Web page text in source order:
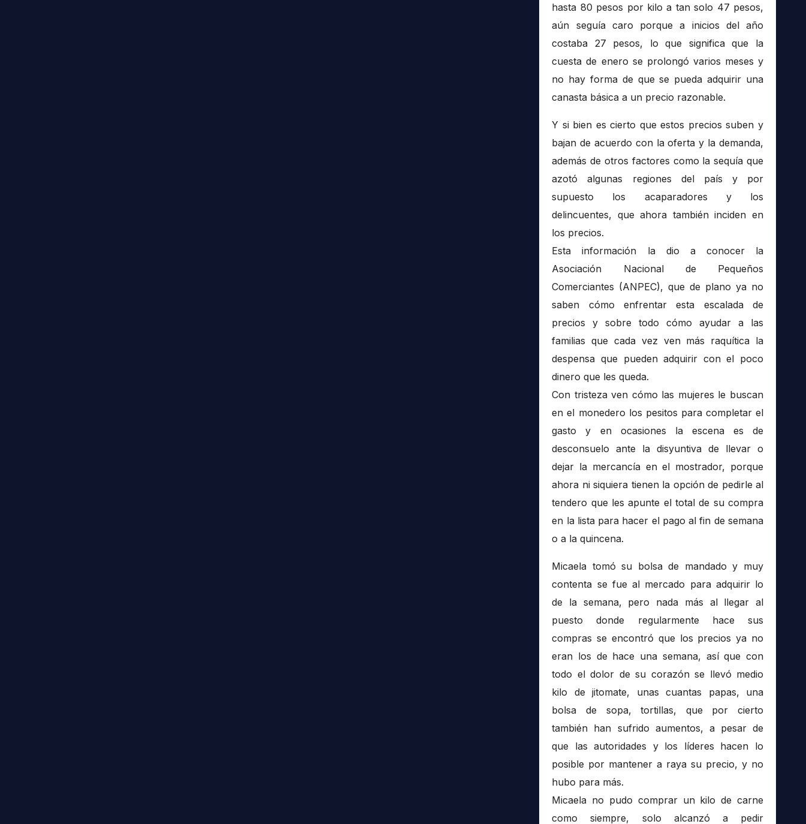
hasta 80 pesos por kilo a tan solo 47 pesos,
aún seguía caro porque a inicios del año
costaba 27 pesos, lo que significa que la
cuesta de enero se prolongó varios meses y
no hay forma de que se pueda adquirir una
canasta básica a un precio razonable.
Y si bien es cierto que estos precios suben y
bajan de acuerdo con la oferta y la demanda,
además de otros factores como la sequía que
azotó algunas regiones del país y por
supuesto los acaparadores y los
delincuentes, que ahora también inciden en
los precios.
Esta información la dio a conocer la
Asociación Nacional de Pequeños
Comerciantes (ANPEC), que de plano ya no
saben cómo enfrentar esta escalada de
precios y sobre todo cómo ayudar a las
familias que cada vez ven más raquítica la
despensa que pueden adquirir con el poco
dinero que les queda.
Con tristeza ven cómo las mujeres le buscan
en el monedero los pesitos para completar el
gasto y en ocasiones la escena es de
desconsuelo ante la disyuntiva de llevar o
dejar la mercancía en el mostrador, porque
ahora ni siquiera tienen la opción de pedirle al
tendero que les apunte el total de su compra
en la lista para hacer el pago al fin de semana
o a la quincena.
Micaela tomó su bolsa de mandado y muy
contenta se fue al mercado para adquirir lo
de la semana, pero nada más al llegar al
puesto donde regularmente hace sus
compras se encontró que los precios ya no
eran los de hace una semana, así que con
todo el dolor de su corazón se llevó medio
kilo de jitomate, unas cuantas papas, una
bolsa de sopa, tortillas, que por cierto
también han sufrido aumentos, a pesar de
que las autoridades y los líderes hacen lo
posible por mantener a raya su precio, y no
hubo para más.
Micaela no pudo comprar un kilo de carne
como siempre, solo alcanzó a pedir